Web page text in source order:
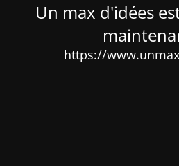
Un max d'idées
https://